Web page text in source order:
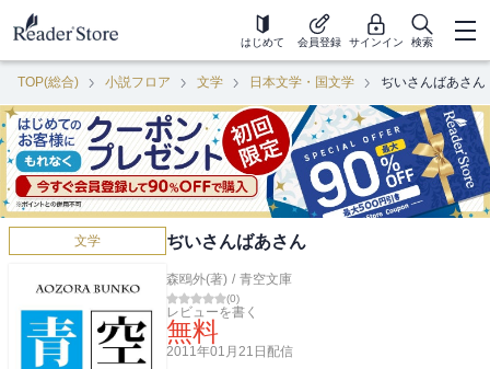
はじめて 会員登録 サインイン 検索
TOP(総合) 小説フロア 文学 日本文学・国文学 ぢいさんばあさん
文学 ぢいさんばあさん
森鴎外(著) / 青空文庫
(0)
レビューを書く
無料
2011年01月21日 配信